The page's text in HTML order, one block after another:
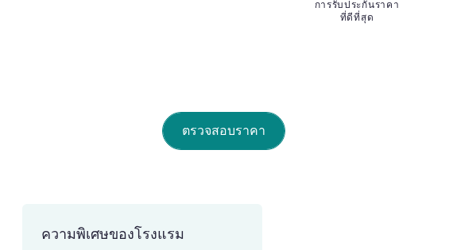
การรับประกันราคา
ที่ดีที่สุด
ตรวจสอบราคา
ความพิเศษของโรงแรม